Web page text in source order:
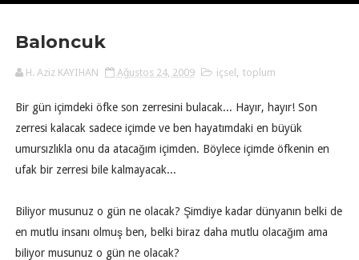
Baloncuk
H. Aziz KAYIHAN Ağustos 24, 2009 içsel , toplum
Bir gün içimdeki öfke son zerresini bulacak... Hayır, hayır! Son
zerresi kalacak sadece içimde ve ben hayatımdaki en büyük
umursızlıkla onu da atacağım içimden. Böylece içimde öfkenin en
ufak bir zerresi bile kalmayacak...
Biliyor musunuz o gün ne olacak? Şimdiye kadar dünyanın belki de
en mutlu insanı olmuş ben, belki biraz daha mutlu olacağım ama
biliyor musunuz o gün ne olacak?